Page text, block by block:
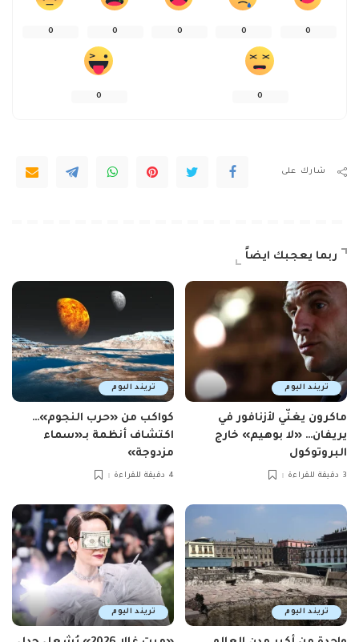
0
0
0
0
0
0
0
شارك على
ربما يعجبك ايضاً
تريند اليوم
ماكرون يغنّي لأزنافور في
يريفان… «لا بوهيم» خارج
البروتوكول
3 دقيقة للقراءة
تريند اليوم
كواكب من «حرب النجوم»…
اكتشاف أنظمة بـ«سماء
مزدوجة»
4 دقيقة للقراءة
تريند اليوم تريند اليوم